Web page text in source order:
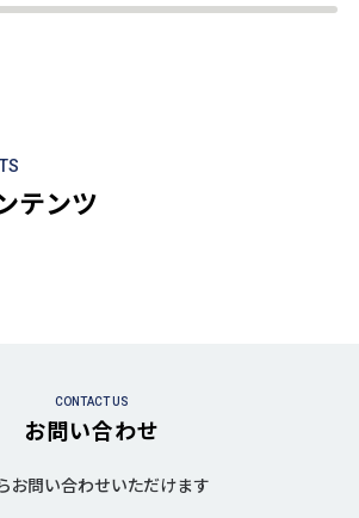
テンツ
CONTACT US
お問い合わせ
お問い合わせいただけます